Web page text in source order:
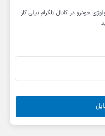
خودرو در کانال تلگرام نیلی کار